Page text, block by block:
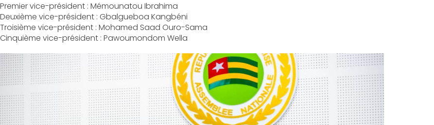
Premier vice-président : Mémounatou Ibrahima
Deuxième vice-président : Gbalgueboa Kangbéni
Troisième vice-président : Mohamed Saad Ouro-Sama
Cinquième vice-président : Pawoumondom Wella